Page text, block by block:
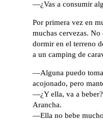
—¿Vas a consumir
Por primera vez en
muchas cervezas.
dormir en el terreno
a un camping de
—Alguna puedo
acojonado, pero
—¿Y ella, va a
Arancha.
—Ella no bebe